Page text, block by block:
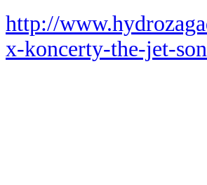
http://
x-koncerty-the-jet-